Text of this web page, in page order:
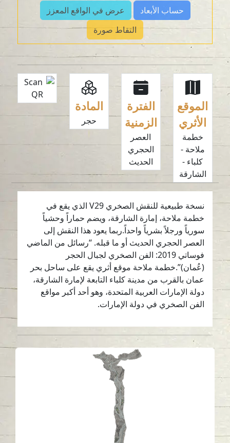
حساب الأبعاد
عرض في الواقع المعزز
التقاط صورة
الموقع
الأثري
خطمة
ملاحة -
كلباء -
الشارقة
الفترة
الزمنية
العصر
الحجري
الحديث
المادة
حجر
نسخة طبيعية للنقش الصخري V29 الذي يقع في
خطمة ملاحة، إمارة الشارقة، ويضم حماراً وحشياً
سورياً ورجلاً بشرياً واحداً.ربما يعود هذا النقش إلى
العصر الحجري الحديث أو ما قبله. “رسائل من الماضي
فوساتي 2019: الفن الصخري لجبال الحجر
(عُمان)”.خطمة ملاحة موقع أثري يقع على ساحل بحر
عمان بالقرب من مدينة كلباء التابعة لإمارة الشارقة،
دولة الإمارات العربية المتحدة، وهو أحد أكبر مواقع
الفن الصخري في دولة الإمارات.